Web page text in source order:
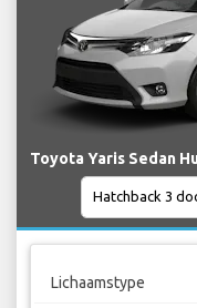
Toyota Yaris Sedan
Lichaamstype